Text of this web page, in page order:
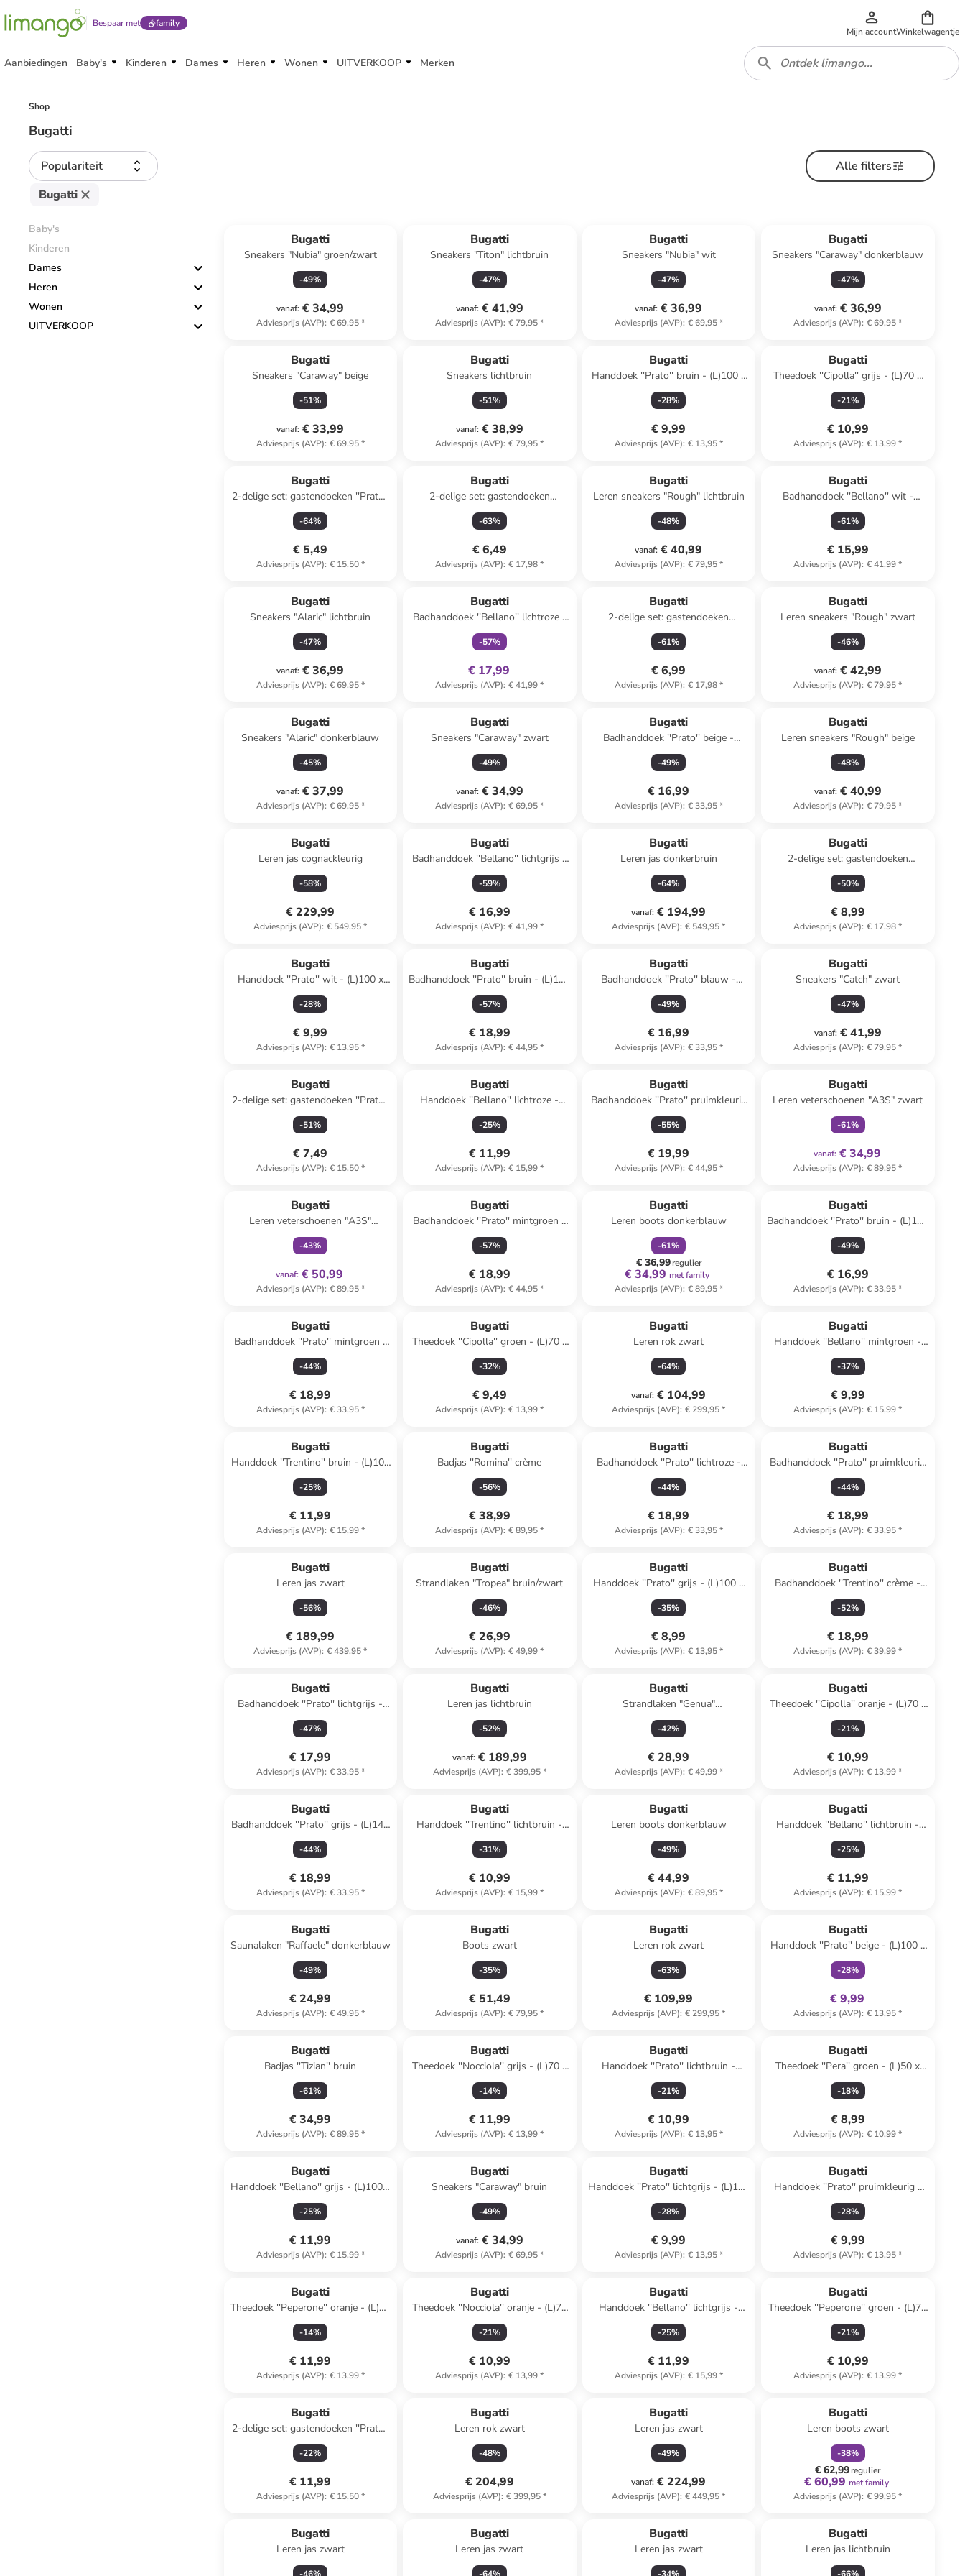
Bespaar met family
Mijn accountWinkelwagentje
Aanbiedingen Baby's Kinderen Dames Heren Wonen UITVERKOOP Merken
Shop
Bugatti
Populariteit
Alle filters
Bugatti
Baby's
Kinderen
Dames
Heren
Wonen
UITVERKOOP
Bugatti
Sneakers "Nubia" groen/zwart
-49%
vanaf: € 34,99
Adviesprijs (AVP): € 69,95*
Bugatti
Sneakers "Titon" lichtbruin
-47%
vanaf: € 41,99
Adviesprijs (AVP): € 79,95*
Bugatti
Sneakers "Nubia" wit
-47%
vanaf: € 36,99
Adviesprijs (AVP): € 69,95*
Bugatti
Sneakers "Caraway" donkerblauw
-47%
vanaf: € 36,99
Adviesprijs (AVP): € 69,95*
Bugatti
Sneakers "Caraway" beige
-51%
vanaf: € 33,99
Adviesprijs (AVP): € 69,95*
Bugatti
Sneakers lichtbruin
-51%
vanaf: € 38,99
Adviesprijs (AVP): € 79,95*
Bugatti
Handdoek ''Prato'' bruin - (L)100 x
(B)50 cm
-28%
€ 9,99
Adviesprijs (AVP): € 13,95*
Bugatti
Theedoek ''Cipolla'' grijs - (L)70 x
(B)50 cm
-21%
€ 10,99
Adviesprijs (AVP): € 13,99*
Bugatti
2-delige set: gastendoeken ''Prato''
bruin - (L)50 x (B)30 cm
-64%
€ 5,49
Adviesprijs (AVP): € 15,50*
Bugatti
2-delige set: gastendoeken
''Bellano'' wit - (L)50 x (B)30 cm
-63%
€ 6,49
Adviesprijs (AVP): € 17,98*
Bugatti
Leren sneakers "Rough" lichtbruin
-48%
vanaf: € 40,99
Adviesprijs (AVP): € 79,95*
Bugatti
Badhanddoek ''Bellano'' wit -
(L)140 x (B)67 cm
-61%
€ 15,99
Adviesprijs (AVP): € 41,99*
Bugatti
Sneakers "Alaric" lichtbruin
-47%
vanaf: € 36,99
Adviesprijs (AVP): € 69,95*
Bugatti
Badhanddoek ''Bellano'' lichtroze -
(L)140 x (B)67 cm
-57%
€ 17,99
Adviesprijs (AVP): € 41,99*
Bugatti
2-delige set: gastendoeken
''Bellano'' grijs - (L)50 x (B)30 cm
-61%
€ 6,99
Adviesprijs (AVP): € 17,98*
Bugatti
Leren sneakers "Rough" zwart
-46%
vanaf: € 42,99
Adviesprijs (AVP): € 79,95*
Bugatti
Sneakers "Alaric" donkerblauw
-45%
vanaf: € 37,99
Adviesprijs (AVP): € 69,95*
Bugatti
Sneakers "Caraway" zwart
-49%
vanaf: € 34,99
Adviesprijs (AVP): € 69,95*
Bugatti
Badhanddoek ''Prato'' beige -
(L)140 x (B)67 cm
-49%
€ 16,99
Adviesprijs (AVP): € 33,95*
Bugatti
Leren sneakers "Rough" beige
-48%
vanaf: € 40,99
Adviesprijs (AVP): € 79,95*
Bugatti
Leren jas cognackleurig
-58%
€ 229,99
Adviesprijs (AVP): € 549,95*
Bugatti
Badhanddoek ''Bellano'' lichtgrijs -
(L)140 x (B)67 cm
-59%
€ 16,99
Adviesprijs (AVP): € 41,99*
Bugatti
Leren jas donkerbruin
-64%
vanaf: € 194,99
Adviesprijs (AVP): € 549,95*
Bugatti
2-delige set: gastendoeken
''Bellano'' mintgroen - (L)50 x (B)30
cm
-50%
€ 8,99
Adviesprijs (AVP): € 17,98*
Bugatti
Handdoek ''Prato'' wit - (L)100 x
(B)50 cm
-28%
€ 9,99
Adviesprijs (AVP): € 13,95*
Bugatti
Badhanddoek ''Prato'' bruin - (L)150
x (B)100 cm
-57%
€ 18,99
Adviesprijs (AVP): € 44,95*
Bugatti
Badhanddoek ''Prato'' blauw -
(L)140 x (B)67 cm
-49%
€ 16,99
Adviesprijs (AVP): € 33,95*
Bugatti
Sneakers "Catch" zwart
-47%
vanaf: € 41,99
Adviesprijs (AVP): € 79,95*
Bugatti
2-delige set: gastendoeken ''Prato''
lichtbruin - (L)50 x (B)30 cm
-51%
€ 7,49
Adviesprijs (AVP): € 15,50*
Bugatti
Handdoek ''Bellano'' lichtroze -
(L)100 x (B)50 cm
-25%
€ 11,99
Adviesprijs (AVP): € 15,99*
Bugatti
Badhanddoek ''Prato'' pruimkleurig
- (L)150 x (B)100 cm
-55%
€ 19,99
Adviesprijs (AVP): € 44,95*
Bugatti
Leren veterschoenen "A3S" zwart
-61%
vanaf: € 34,99
Adviesprijs (AVP): € 89,95*
Bugatti
Leren veterschoenen "A3S"
lichtbruin
-43%
vanaf: € 50,99
Adviesprijs (AVP): € 89,95*
Bugatti
Badhanddoek ''Prato'' mintgroen -
(L)150 x (B)100 cm
-57%
€ 18,99
Adviesprijs (AVP): € 44,95*
Bugatti
Leren boots donkerblauw
-61%
€ 36,99regulier
€ 34,99 met family
Adviesprijs (AVP): € 89,95*
Bugatti
Badhanddoek ''Prato'' bruin - (L)140
x (B)67 cm
-49%
€ 16,99
Adviesprijs (AVP): € 33,95*
Bugatti
Badhanddoek ''Prato'' mintgroen -
(L)140 x (B)67 cm
-44%
€ 18,99
Adviesprijs (AVP): € 33,95*
Bugatti
Theedoek ''Cipolla'' groen - (L)70 x
(B)50 cm
-32%
€ 9,49
Adviesprijs (AVP): € 13,99*
Bugatti
Leren rok zwart
-64%
vanaf: € 104,99
Adviesprijs (AVP): € 299,95*
Bugatti
Handdoek ''Bellano'' mintgroen -
(L)100 x (B)50 cm
-37%
€ 9,99
Adviesprijs (AVP): € 15,99*
Bugatti
Handdoek ''Trentino'' bruin - (L)100
x (B)50 cm
-25%
€ 11,99
Adviesprijs (AVP): € 15,99*
Bugatti
Badjas ''Romina'' crème
-56%
€ 38,99
Adviesprijs (AVP): € 89,95*
Bugatti
Badhanddoek ''Prato'' lichtroze -
(L)140 x (B)67 cm
-44%
€ 18,99
Adviesprijs (AVP): € 33,95*
Bugatti
Badhanddoek ''Prato'' pruimkleurig
- (L)140 x (B)67 cm
-44%
€ 18,99
Adviesprijs (AVP): € 33,95*
Bugatti
Leren jas zwart
-56%
€ 189,99
Adviesprijs (AVP): € 439,95*
Bugatti
Strandlaken "Tropea" bruin/zwart
-46%
€ 26,99
Adviesprijs (AVP): € 49,99*
Bugatti
Handdoek ''Prato'' grijs - (L)100 x
(B)50 cm
-35%
€ 8,99
Adviesprijs (AVP): € 13,95*
Bugatti
Badhanddoek ''Trentino'' crème -
(L)140 x (B)67 cm
-52%
€ 18,99
Adviesprijs (AVP): € 39,99*
Bugatti
Badhanddoek ''Prato'' lichtgrijs -
(L)140 x (B)67 cm
-47%
€ 17,99
Adviesprijs (AVP): € 33,95*
Bugatti
Leren jas lichtbruin
-52%
vanaf: € 189,99
Adviesprijs (AVP): € 399,95*
Bugatti
Strandlaken "Genua"
roze/paars/grijs
-42%
€ 28,99
Adviesprijs (AVP): € 49,99*
Bugatti
Theedoek ''Cipolla'' oranje - (L)70 x
(B)50 cm
-21%
€ 10,99
Adviesprijs (AVP): € 13,99*
Bugatti
Badhanddoek ''Prato'' grijs - (L)140
x (B)67 cm
-44%
€ 18,99
Adviesprijs (AVP): € 33,95*
Bugatti
Handdoek ''Trentino'' lichtbruin -
(L)100 x (B)50 cm
-31%
€ 10,99
Adviesprijs (AVP): € 15,99*
Bugatti
Leren boots donkerblauw
-49%
€ 44,99
Adviesprijs (AVP): € 89,95*
Bugatti
Handdoek ''Bellano'' lichtbruin -
(L)100 x (B)50 cm
-25%
€ 11,99
Adviesprijs (AVP): € 15,99*
Bugatti
Saunalaken "Raffaele" donkerblauw
-49%
€ 24,99
Adviesprijs (AVP): € 49,95*
Bugatti
Boots zwart
-35%
€ 51,49
Adviesprijs (AVP): € 79,95*
Bugatti
Leren rok zwart
-63%
€ 109,99
Adviesprijs (AVP): € 299,95*
Bugatti
Handdoek ''Prato'' beige - (L)100 x
(B)50 cm
-28%
€ 9,99
Adviesprijs (AVP): € 13,95*
Bugatti
Badjas ''Tizian'' bruin
-61%
€ 34,99
Adviesprijs (AVP): € 89,95*
Bugatti
Theedoek ''Nocciola'' grijs - (L)70 x
(B)50 cm
-14%
€ 11,99
Adviesprijs (AVP): € 13,99*
Bugatti
Handdoek ''Prato'' lichtbruin -
(L)100 x (B)50 cm
-21%
€ 10,99
Adviesprijs (AVP): € 13,95*
Bugatti
Theedoek ''Pera'' groen - (L)50 x
(B)50 cm
-18%
€ 8,99
Adviesprijs (AVP): € 10,99*
Bugatti
Handdoek ''Bellano'' grijs - (L)100 x
(B)50 cm
-25%
€ 11,99
Adviesprijs (AVP): € 15,99*
Bugatti
Sneakers "Caraway" bruin
-49%
vanaf: € 34,99
Adviesprijs (AVP): € 69,95*
Bugatti
Handdoek ''Prato'' lichtgrijs - (L)100
x (B)50 cm
-28%
€ 9,99
Adviesprijs (AVP): € 13,95*
Bugatti
Handdoek ''Prato'' pruimkleurig -
(L)100 x (B)50 cm
-28%
€ 9,99
Adviesprijs (AVP): € 13,95*
Bugatti
Theedoek ''Peperone'' oranje - (L)70
x (B)50 cm
-14%
€ 11,99
Adviesprijs (AVP): € 13,99*
Bugatti
Theedoek ''Nocciola'' oranje - (L)70
x (B)50 cm
-21%
€ 10,99
Adviesprijs (AVP): € 13,99*
Bugatti
Handdoek ''Bellano'' lichtgrijs -
(L)100 x (B)50 cm
-25%
€ 11,99
Adviesprijs (AVP): € 15,99*
Bugatti
Theedoek ''Peperone'' groen - (L)70
x (B)50 cm
-21%
€ 10,99
Adviesprijs (AVP): € 13,99*
Bugatti
2-delige set: gastendoeken ''Prato''
groen - (L)50 x (B)30 cm
-22%
€ 11,99
Adviesprijs (AVP): € 15,50*
Bugatti
Leren rok zwart
-48%
€ 204,99
Adviesprijs (AVP): € 399,95*
Bugatti
Leren jas zwart
-49%
vanaf: € 224,99
Adviesprijs (AVP): € 449,95*
Bugatti
Leren boots zwart
-38%
€ 62,99regulier
€ 60,99 met family
Adviesprijs (AVP): € 99,95*
Bugatti
Leren jas zwart
Bugatti
Leren jas zwart
Bugatti
Leren jas zwart
Bugatti
Leren jas lichtbruin